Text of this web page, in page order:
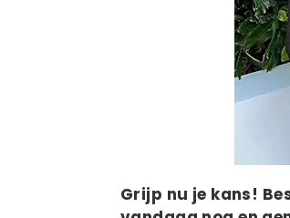
Grijp nu je kans!